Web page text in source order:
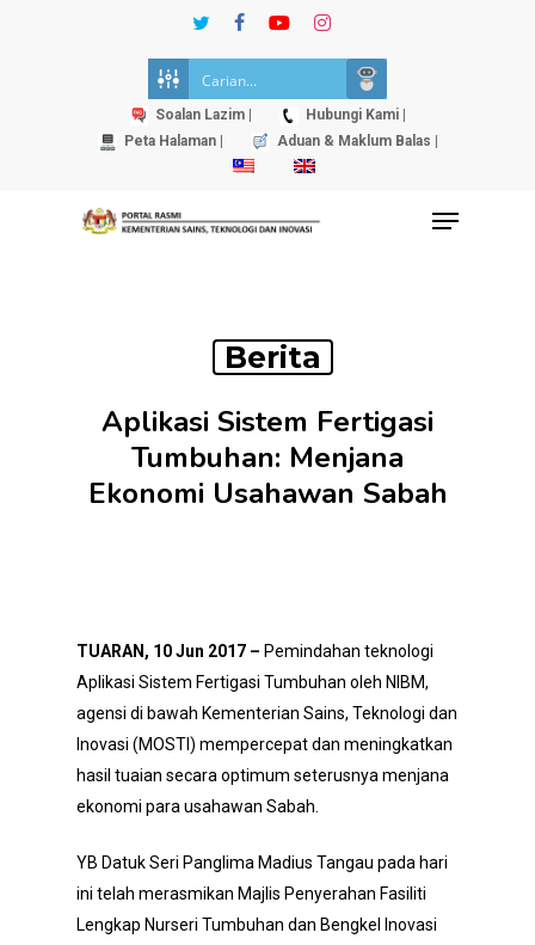
twitterfacebookyoutubeinstagram
Soalan Lazim |
Hubungi Kami |
Peta Halaman |
Aduan & Maklum Balas |
Menu
Berita
Aplikasi Sistem Fertigasi
Tumbuhan: Menjana
Ekonomi Usahawan Sabah
TUARAN , 10 Jun 2017 – Pemindahan teknologi
Aplikasi Sistem Fertigasi Tumbuhan oleh NIBM,
agensi di bawah Kementerian Sains, Teknologi dan
Inovasi (MOSTI) mempercepat dan meningkatkan
hasil tuaian secara optimum seterusnya menjana
ekonomi para usahawan Sabah.
YB Datuk Seri Panglima Madius Tangau pada hari
ini telah merasmikan Majlis Penyerahan Fasiliti
Lengkap Nurseri Tumbuhan dan Bengkel Inovasi